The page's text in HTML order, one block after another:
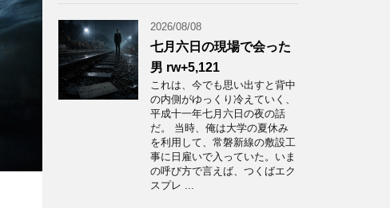
2026/08/08
七月六日の現場で会った
男 rw+5,121
これは、今でも思い出すと背中
の内側がゆっくり冷えていく、
平成十一年七月六日の夜の話
だ。 当時、俺は大学の夏休み
を利用して、常磐新線の敷設工
事に日雇いで入っていた。いま
の呼び方で言えば、つくばエク
スプレ ...